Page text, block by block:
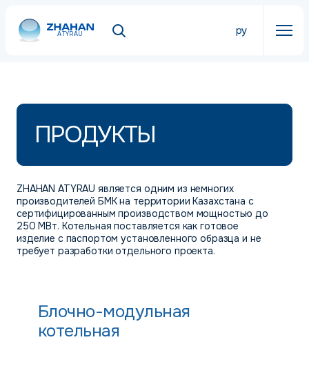
ATYRAU ру
ПРОДУКТЫ
ZHAHAN ATYRAU является одним из немногих
производителей БМК на территории Казахстана с
сертифицированным производством мощностью до
250 МВт. Котельная поставляется как готовое
изделие с паспортом установленного образца и не
требует разработки отдельного проекта.
Блочно-модульная
котельная